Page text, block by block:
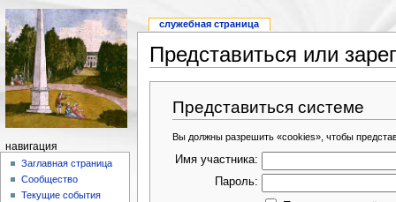
Представиться или
Представиться системе
Вы должны разрешить «cookies», чтобы
Имя участника:
Пароль:
служебная страница
навигация
Заглавная страница
Сообщество
Текущие события